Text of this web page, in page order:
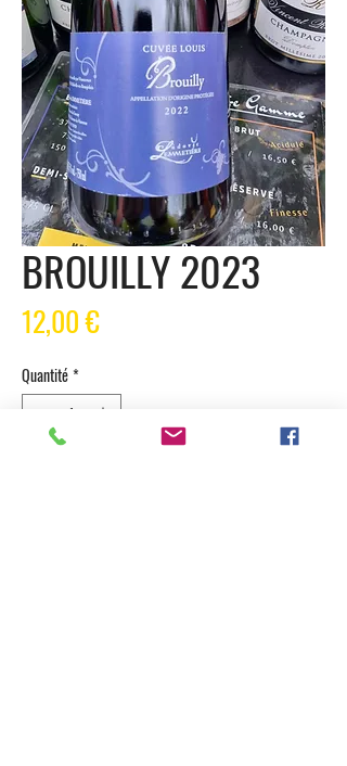
BROUILLY 2023
12,00 €Prix
Quantité*